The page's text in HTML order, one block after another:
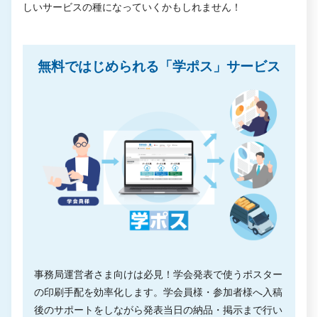
しいサービスの種になっていくかもしれません！
無料ではじめられる「学ポス」サービス
事務局運営者さま向けは必見！学会発表で使うポスター
の印刷手配を効率化します。学会員様・参加者様へ入稿
後のサポートをしながら発表当日の納品・掲示まで行い